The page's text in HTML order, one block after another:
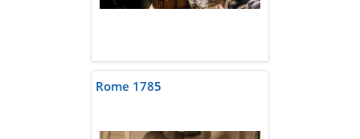
Rome 1785